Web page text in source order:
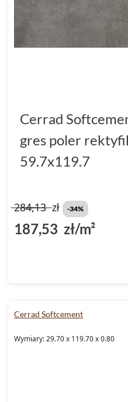
Cerrad
gres poler
59.7x119.7
284,13zł -34%
187,53 zł/m²
Cerrad Softcement
Wymiary: 29.70 x 119.70 x 0.80